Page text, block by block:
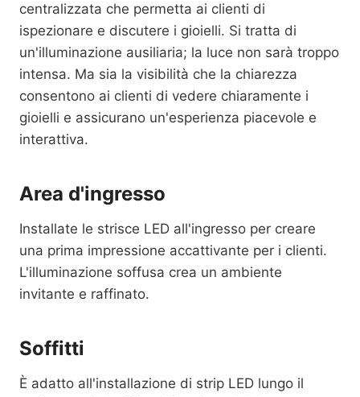
centralizzata che permetta ai clienti di
ispezionare e discutere i gioielli. Si tratta di
un'illuminazione ausiliaria; la luce non sarà troppo
intensa. Ma sia la visibilità che la chiarezza
consentono ai clienti di vedere chiaramente i
gioielli e assicurano un'esperienza piacevole e
interattiva.
Area d'ingresso
Installate le strisce LED all'ingresso per creare
una prima impressione accattivante per i clienti.
L'illuminazione soffusa crea un ambiente
invitante e raffinato.
Soffitti
È adatto all'installazione di strip LED lungo il